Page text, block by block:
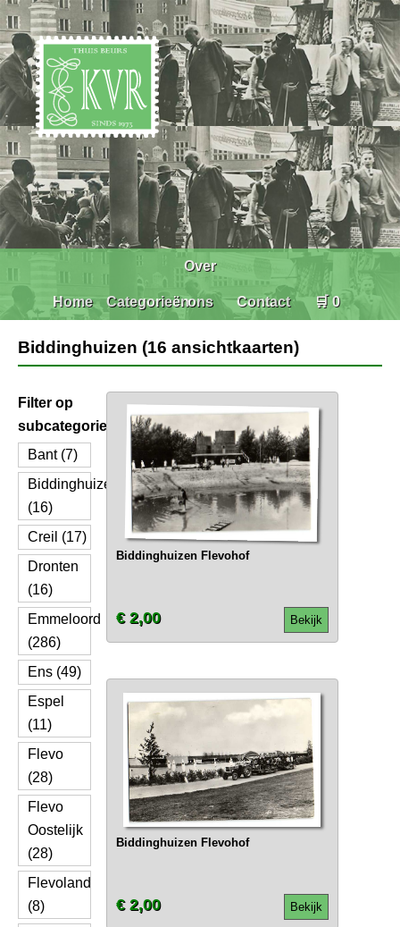
Home Categorieën
Over
ons Contact 🛒 0
Biddinghuizen (16 ansichtkaarten)
Filter op
subcategorie
Bant (7)
Biddinghuizen
(16)
Creil (17)
Dronten
(16)
Emmeloord
(286)
Ens (49)
Espel
(11)
Flevo
(28)
Flevo
Oostelijk
(28)
Flevoland
(8)
Biddinghuizen Flevohof
Bekijk
€ 2,00
Biddinghuizen Flevohof
Bekijk
€ 2,00